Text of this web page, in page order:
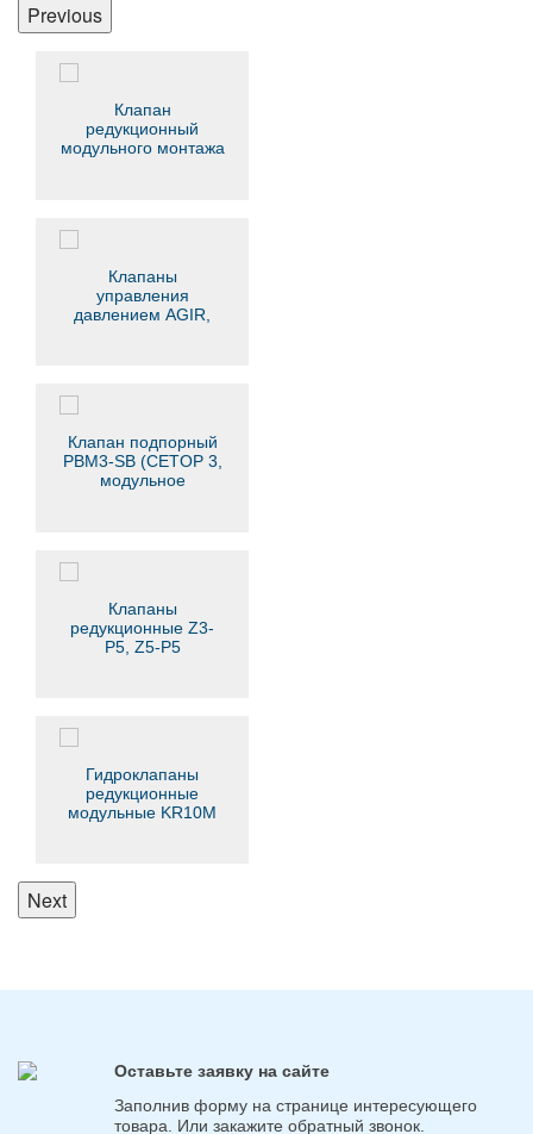
Previous
Клапан
редукционный
модульного монтажа
Клапаны
управления
давлением AGIR,
Клапан подпорный
PBM3-SB (CETOP 3,
модульное
Клапаны
редукционные Z3-
P5, Z5-P5
Гидроклапаны
редукционные
модульные KR10M
Next
Оставьте заявку на сайте
Заполнив форму на странице интересующего
товара. Или закажите обратный звонок.